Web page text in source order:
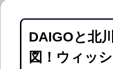
DAIGOと北
図！ウィッ